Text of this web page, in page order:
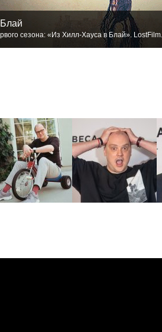
сезона: «Из Хилл-Хауса в Блай».